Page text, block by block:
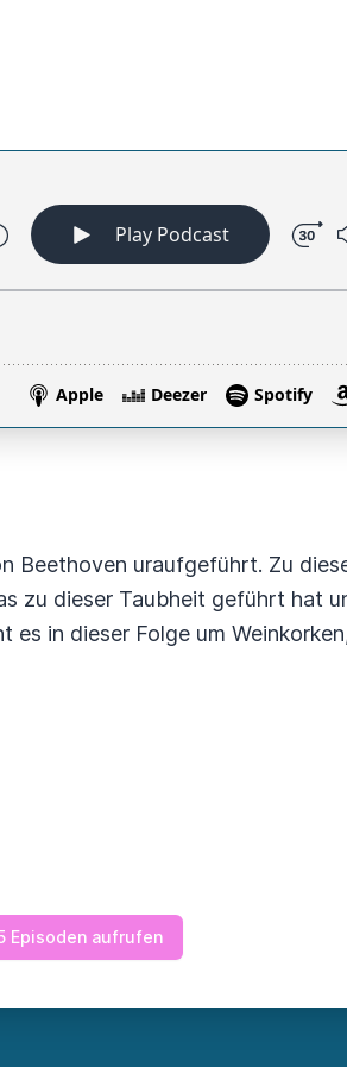
Beethoven uraufgeführt. Zu
zu dieser Taubheit geführt hat
es in dieser Folge um
Episoden aufrufen